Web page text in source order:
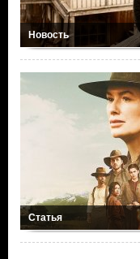
Новость
Статья